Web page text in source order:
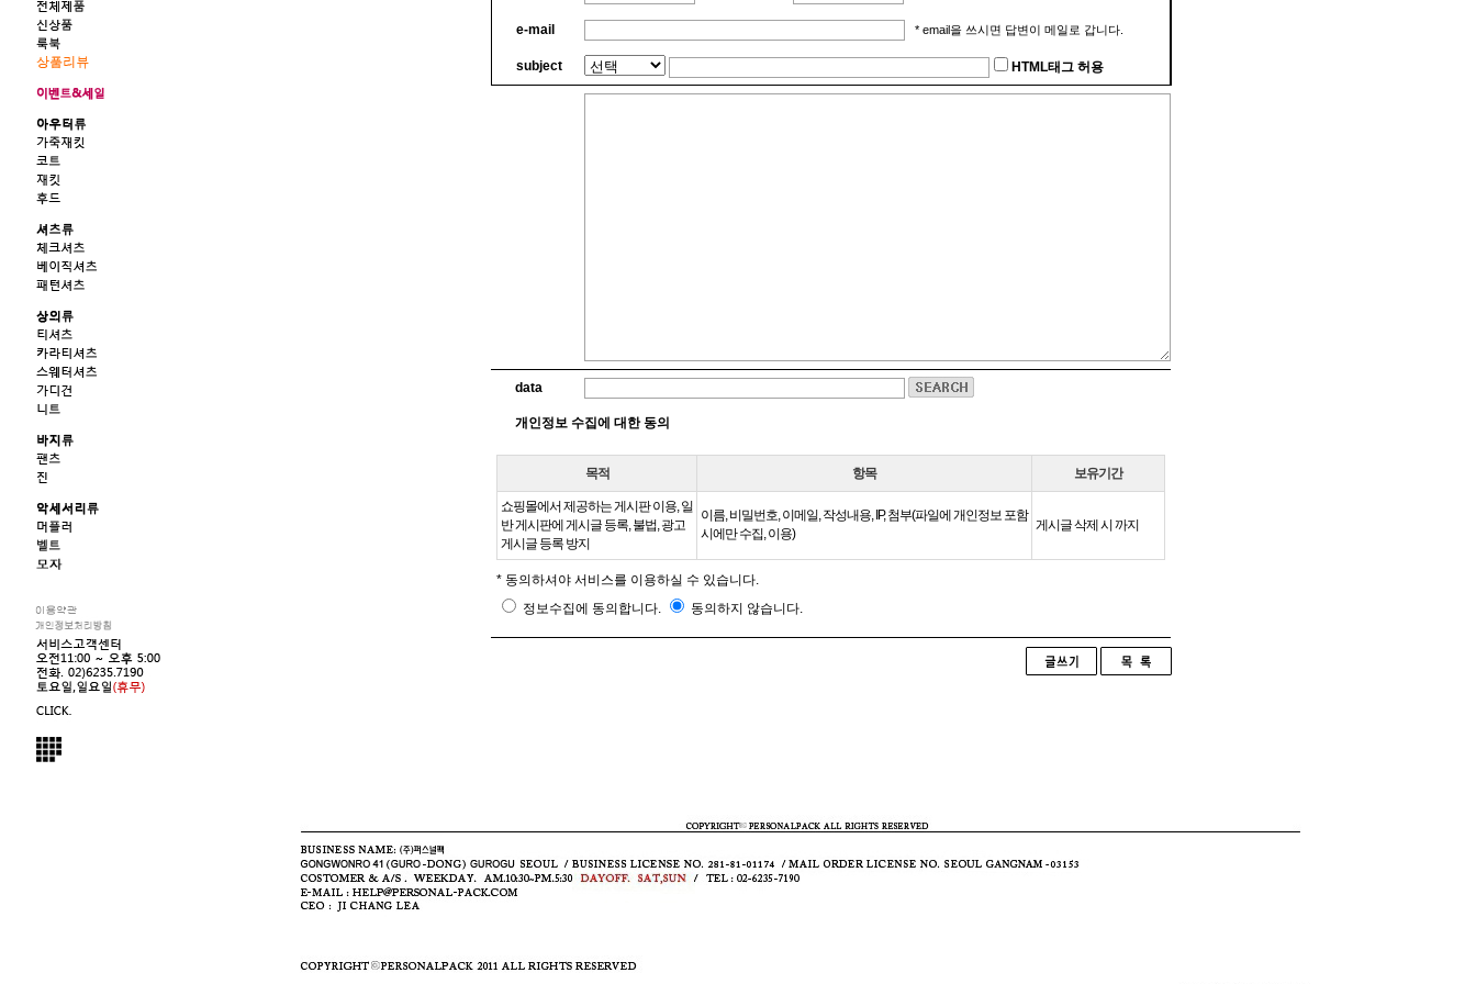
e-mail * email을 쓰시면 답변이 메일로 갑니다.
subject HTML태그 허용
data
개인정보 수집에 대한 동의
목적 항목 보유기간
쇼핑몰에서 제공하는 게시판 이용, 일
반 게시판에 게시글 등록, 불법, 광고
게시글 등록 방지
이름, 비밀번호, 이메일, 작성내용, IP, 첨부(파일에 개인정보 포함
시에만 수집, 이용)
게시글 삭제 시 까지
* 동의하셔야 서비스를 이용하실 수 있습니다.
정보수집에 동의합니다.
동의하지 않습니다.